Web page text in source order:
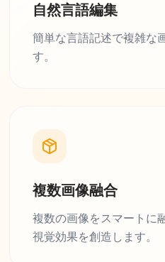
自然言語編集
簡単な言語記述で複雑な
す。
複数画像融合
複数の画像をスマートに
視覚効果を創造します。